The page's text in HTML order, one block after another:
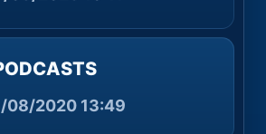
08/2020 13:49